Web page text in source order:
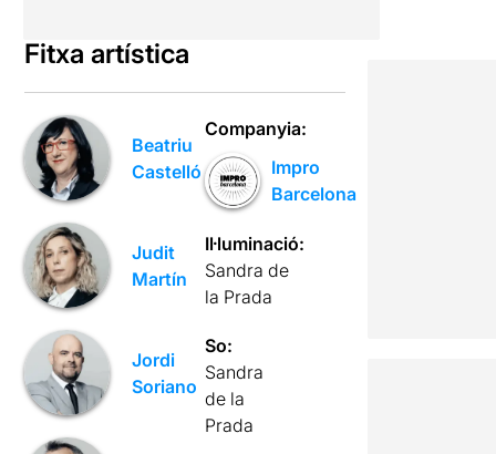
Fitxa artística
Beatriu
Castelló
Judit
Martín
Jordi
Soriano
Companyia:
Impro
Barcelona
Il·luminació:
Sandra de
la Prada
So:
Sandra
de la
Prada